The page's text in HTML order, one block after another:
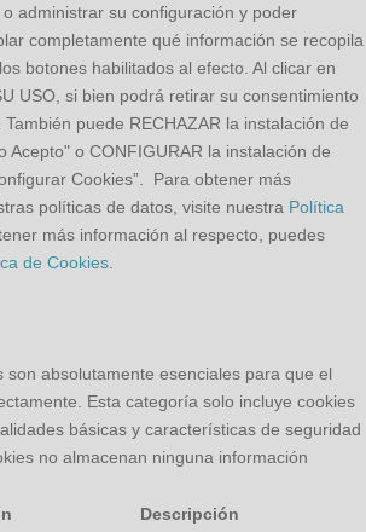
administrar su configuración y poder
completamente qué información se recopila
botones habilitados al efecto. Al clicar en
USO, si bien podrá retirar su consentimiento
puede RECHAZAR la instalación de
Acepto" o CONFIGURAR la instalación de
Cookies”. Para obtener más
políticas de datos, visite nuestra Política
más información al respecto, puedes
de Cookies
son absolutamente esenciales para que el
Esta categoría solo incluye cookies
básicas y características de seguridad
no almacenan ninguna información
Descripción